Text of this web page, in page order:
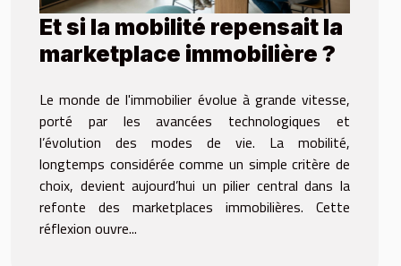
Et si la mobilité repensait la
marketplace immobilière ?
Le monde de l'immobilier évolue à grande vitesse,
porté par les avancées technologiques et
l’évolution des modes de vie. La mobilité,
longtemps considérée comme un simple critère de
choix, devient aujourd’hui un pilier central dans la
refonte des marketplaces immobilières. Cette
réflexion ouvre...